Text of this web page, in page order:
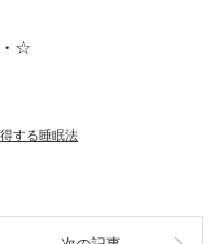
・☆
する睡眠法